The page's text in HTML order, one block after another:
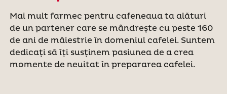
Mai mult farmec pentru cafeneaua ta alături
de un partener care se mândrește cu peste 160
de ani de măiestrie în domeniul cafelei. Suntem
dedicați să îți susținem pasiunea de a crea
momente de neuitat în prepararea cafelei.